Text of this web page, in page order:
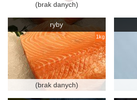
(brak danych)
ryby
1kg
(brak danych)